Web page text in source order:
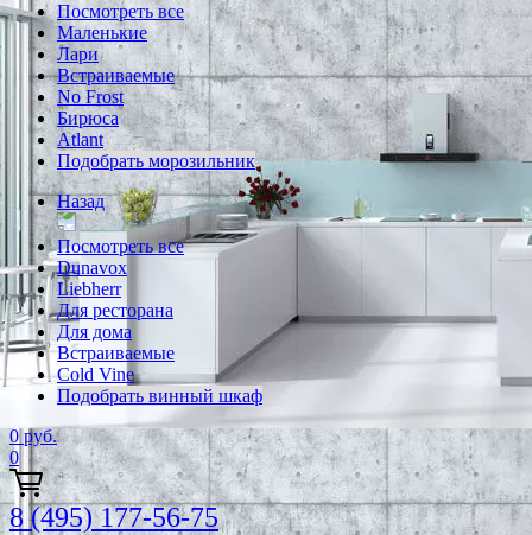
Посмотреть все
Маленькие
Лари
Встраиваемые
No Frost
Бирюса
Atlant
Подобрать морозильник
Назад
Посмотреть все
Dunavox
Liebherr
Для ресторана
Для дома
Встраиваемые
Cold Vine
Подобрать винный шкаф
0 руб.
0
8 (495) 177-56-75